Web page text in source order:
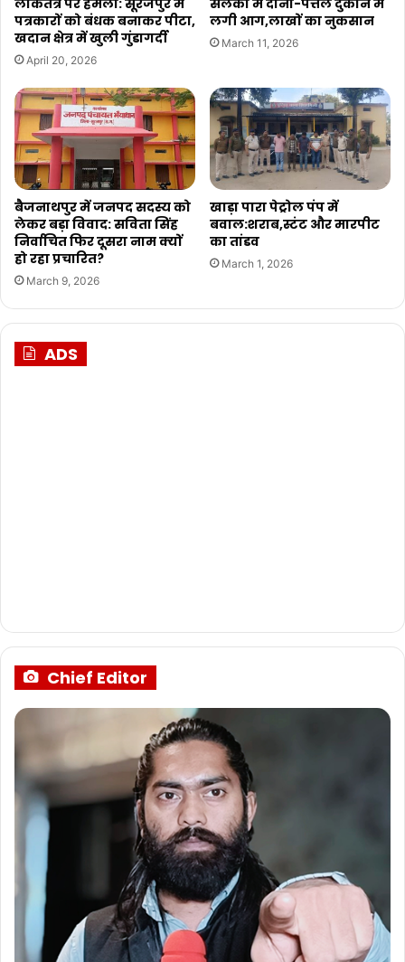
लोकतंत्र पर हमला: सूरजपुर में
पत्रकारों को बंधक बनाकर पीटा,
खदान क्षेत्र में खुली गुंडागर्दी
April 20, 2026
सलका में दोना-पत्तल दुकान में
लगी आग,लाखों का नुकसान
March 11, 2026
बैजनाथपुर में जनपद सदस्य को
लेकर बड़ा विवाद: सविता सिंह
निर्वाचित फिर दूसरा नाम क्यों
हो रहा प्रचारित?
March 9, 2026
खाड़ा पारा पेट्रोल पंप में
बवाल:शराब,स्टंट और मारपीट
का तांडव
March 1, 2026
ADS
Chief Editor